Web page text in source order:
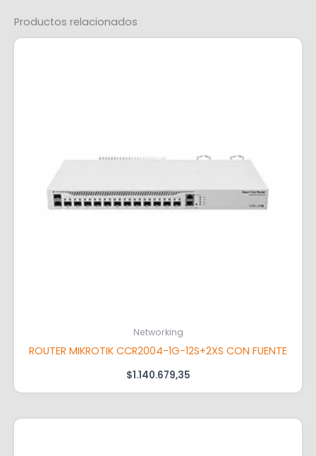
Productos relacionados
Networking
ROUTER MIKROTIK CCR2004-1G-12S+2XS CON FUENTE
$1.140.679,35